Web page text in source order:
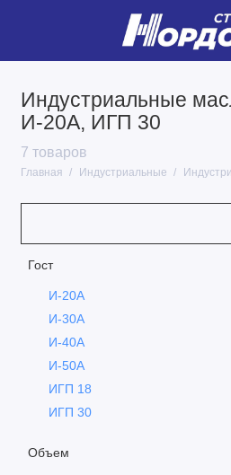
Индустриальные
И-20А, ИГП 30
7 товаров
Главная Индустриальные
Гост
И-20А
И-30А
И-40А
И-50А
ИГП 18
ИГП 30
ИГП 49
Объем
Гидравлические масла
Для направляющих
Индустриальные масла ГОСТ
Компрессорные масла
Турбинные масла
Циркуляционное